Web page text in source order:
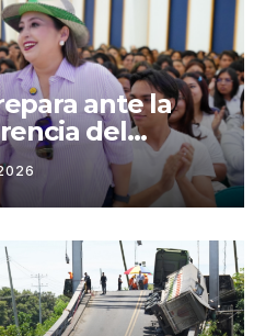
ante la
del
El Niño:
capacita a